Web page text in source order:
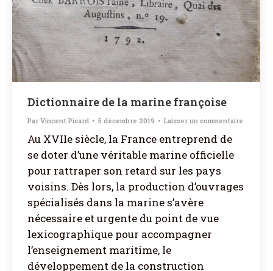
Dictionnaire de la marine françoise
Par Vincent Picard 5 décembre 2019 Laisser un commentaire
Au XVIIe siècle, la France entreprend de
se doter d’une véritable marine officielle
pour rattraper son retard sur les pays
voisins. Dès lors, la production d’ouvrages
spécialisés dans la marine s’avère
nécessaire et urgente du point de vue
lexicographique pour accompagner
l’enseignement maritime, le
développement de la construction